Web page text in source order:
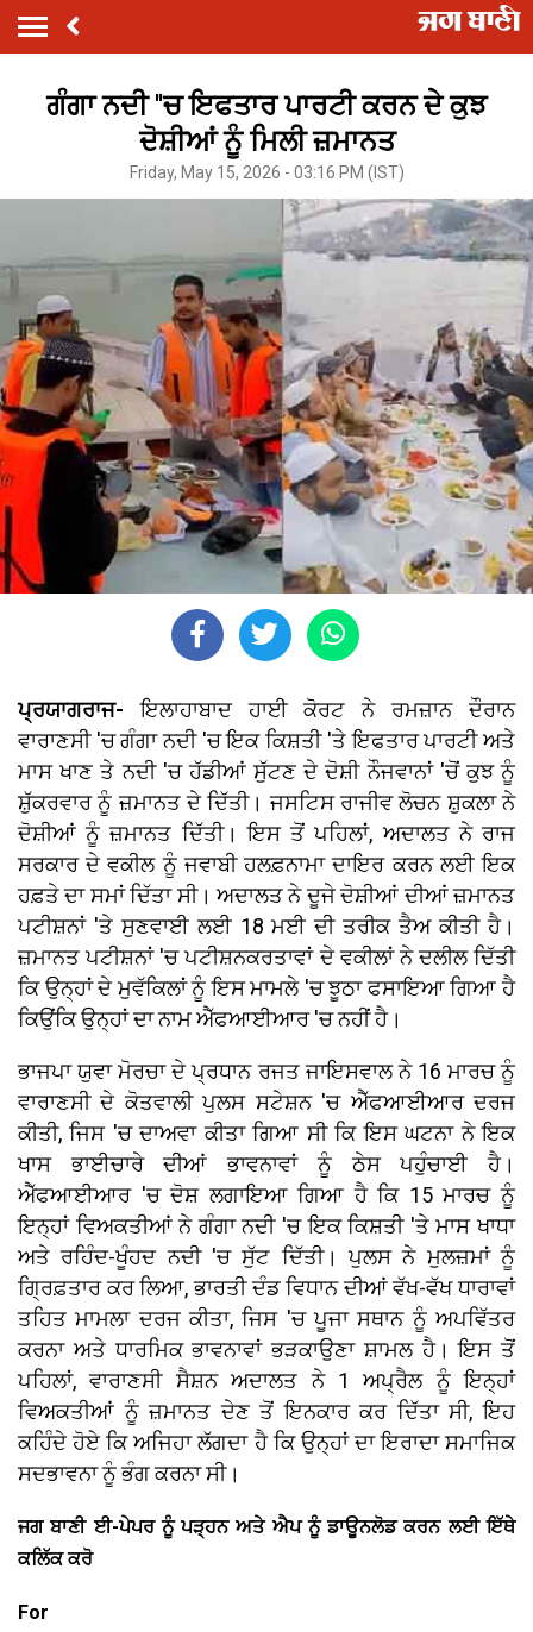
ਗੰਗਾ ਨਦੀ ''ਚ ਇਫਤਾਰ ਪਾਰਟੀ ਕਰਨ ਦੇ ਕੁਝ
ਦੋਸ਼ੀਆਂ ਨੂੰ ਮਿਲੀ ਜ਼ਮਾਨਤ
Friday, May 15, 2026 - 03:16 PM (IST)
ਪ੍ਰਯਾਗਰਾਜ- ਇਲਾਹਾਬਾਦ ਹਾਈ ਕੋਰਟ ਨੇ ਰਮਜ਼ਾਨ ਦੌਰਾਨ
ਵਾਰਾਣਸੀ 'ਚ ਗੰਗਾ ਨਦੀ 'ਚ ਇਕ ਕਿਸ਼ਤੀ 'ਤੇ ਇਫਤਾਰ ਪਾਰਟੀ ਅਤੇ
ਮਾਸ ਖਾਣ ਤੇ ਨਦੀ 'ਚ ਹੱਡੀਆਂ ਸੁੱਟਣ ਦੇ ਦੋਸ਼ੀ ਨੌਜਵਾਨਾਂ 'ਚੋਂ ਕੁਝ ਨੂੰ
ਸ਼ੁੱਕਰਵਾਰ ਨੂੰ ਜ਼ਮਾਨਤ ਦੇ ਦਿੱਤੀ। ਜਸਟਿਸ ਰਾਜੀਵ ਲੋਚਨ ਸ਼ੁਕਲਾ ਨੇ
ਦੋਸ਼ੀਆਂ ਨੂੰ ਜ਼ਮਾਨਤ ਦਿੱਤੀ। ਇਸ ਤੋਂ ਪਹਿਲਾਂ, ਅਦਾਲਤ ਨੇ ਰਾਜ
ਸਰਕਾਰ ਦੇ ਵਕੀਲ ਨੂੰ ਜਵਾਬੀ ਹਲਫ਼ਨਾਮਾ ਦਾਇਰ ਕਰਨ ਲਈ ਇਕ
ਹਫ਼ਤੇ ਦਾ ਸਮਾਂ ਦਿੱਤਾ ਸੀ। ਅਦਾਲਤ ਨੇ ਦੂਜੇ ਦੋਸ਼ੀਆਂ ਦੀਆਂ ਜ਼ਮਾਨਤ
ਪਟੀਸ਼ਨਾਂ 'ਤੇ ਸੁਣਵਾਈ ਲਈ 18 ਮਈ ਦੀ ਤਰੀਕ ਤੈਅ ਕੀਤੀ ਹੈ।
ਜ਼ਮਾਨਤ ਪਟੀਸ਼ਨਾਂ 'ਚ ਪਟੀਸ਼ਨਕਰਤਾਵਾਂ ਦੇ ਵਕੀਲਾਂ ਨੇ ਦਲੀਲ ਦਿੱਤੀ
ਕਿ ਉਨ੍ਹਾਂ ਦੇ ਮੁਵੱਕਿਲਾਂ ਨੂੰ ਇਸ ਮਾਮਲੇ 'ਚ ਝੂਠਾ ਫਸਾਇਆ ਗਿਆ ਹੈ
ਕਿਉਂਕਿ ਉਨ੍ਹਾਂ ਦਾ ਨਾਮ ਐੱਫਆਈਆਰ 'ਚ ਨਹੀਂ ਹੈ।
ਭਾਜਪਾ ਯੁਵਾ ਮੋਰਚਾ ਦੇ ਪ੍ਰਧਾਨ ਰਜਤ ਜਾਇਸਵਾਲ ਨੇ 16 ਮਾਰਚ ਨੂੰ
ਵਾਰਾਣਸੀ ਦੇ ਕੋਤਵਾਲੀ ਪੁਲਸ ਸਟੇਸ਼ਨ 'ਚ ਐੱਫਆਈਆਰ ਦਰਜ
ਕੀਤੀ, ਜਿਸ 'ਚ ਦਾਅਵਾ ਕੀਤਾ ਗਿਆ ਸੀ ਕਿ ਇਸ ਘਟਨਾ ਨੇ ਇਕ
ਖਾਸ ਭਾਈਚਾਰੇ ਦੀਆਂ ਭਾਵਨਾਵਾਂ ਨੂੰ ਠੇਸ ਪਹੁੰਚਾਈ ਹੈ।
ਐੱਫਆਈਆਰ 'ਚ ਦੋਸ਼ ਲਗਾਇਆ ਗਿਆ ਹੈ ਕਿ 15 ਮਾਰਚ ਨੂੰ
ਇਨ੍ਹਾਂ ਵਿਅਕਤੀਆਂ ਨੇ ਗੰਗਾ ਨਦੀ 'ਚ ਇਕ ਕਿਸ਼ਤੀ 'ਤੇ ਮਾਸ ਖਾਧਾ
ਅਤੇ ਰਹਿੰਦ-ਖੂੰਹਦ ਨਦੀ 'ਚ ਸੁੱਟ ਦਿੱਤੀ। ਪੁਲਸ ਨੇ ਮੁਲਜ਼ਮਾਂ ਨੂੰ
ਗ੍ਰਿਫ਼ਤਾਰ ਕਰ ਲਿਆ, ਭਾਰਤੀ ਦੰਡ ਵਿਧਾਨ ਦੀਆਂ ਵੱਖ-ਵੱਖ ਧਾਰਾਵਾਂ
ਤਹਿਤ ਮਾਮਲਾ ਦਰਜ ਕੀਤਾ, ਜਿਸ 'ਚ ਪੂਜਾ ਸਥਾਨ ਨੂੰ ਅਪਵਿੱਤਰ
ਕਰਨਾ ਅਤੇ ਧਾਰਮਿਕ ਭਾਵਨਾਵਾਂ ਭੜਕਾਉਣਾ ਸ਼ਾਮਲ ਹੈ। ਇਸ ਤੋਂ
ਪਹਿਲਾਂ, ਵਾਰਾਣਸੀ ਸੈਸ਼ਨ ਅਦਾਲਤ ਨੇ 1 ਅਪ੍ਰੈਲ ਨੂੰ ਇਨ੍ਹਾਂ
ਵਿਅਕਤੀਆਂ ਨੂੰ ਜ਼ਮਾਨਤ ਦੇਣ ਤੋਂ ਇਨਕਾਰ ਕਰ ਦਿੱਤਾ ਸੀ, ਇਹ
ਕਹਿੰਦੇ ਹੋਏ ਕਿ ਅਜਿਹਾ ਲੱਗਦਾ ਹੈ ਕਿ ਉਨ੍ਹਾਂ ਦਾ ਇਰਾਦਾ ਸਮਾਜਿਕ
ਸਦਭਾਵਨਾ ਨੂੰ ਭੰਗ ਕਰਨਾ ਸੀ।
ਜਗ ਬਾਣੀ ਈ-ਪੇਪਰ ਨੂੰ ਪੜ੍ਹਨ ਅਤੇ ਐਪ ਨੂੰ ਡਾਊਨਲੋਡ ਕਰਨ ਲਈ ਇੱਥੇ
ਕਲਿੱਕ ਕਰੋ
For